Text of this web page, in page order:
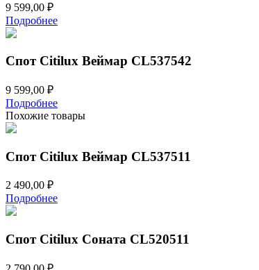
9 599,00 ₽
Подробнее
Спот Citilux Веймар CL537542
9 599,00 ₽
Подробнее
Похожие товары
Спот Citilux Веймар CL537511
2 490,00 ₽
Подробнее
Спот Citilux Соната CL520511